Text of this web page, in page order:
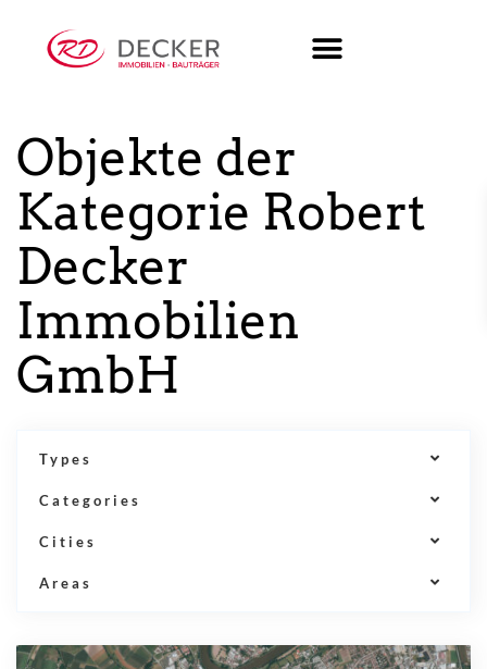
Objekte der
Kategorie Robert
Decker
Immobilien
GmbH
Types
Categories
Cities
Areas